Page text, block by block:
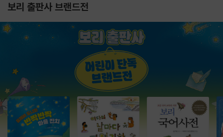
보리 출판사 브랜드전